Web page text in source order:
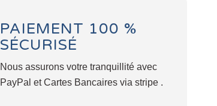
PAIEMENT 100 %
SÉCURISÉ
Nous assurons votre tranquillité avec
PayPal et Cartes Bancaires via stripe .